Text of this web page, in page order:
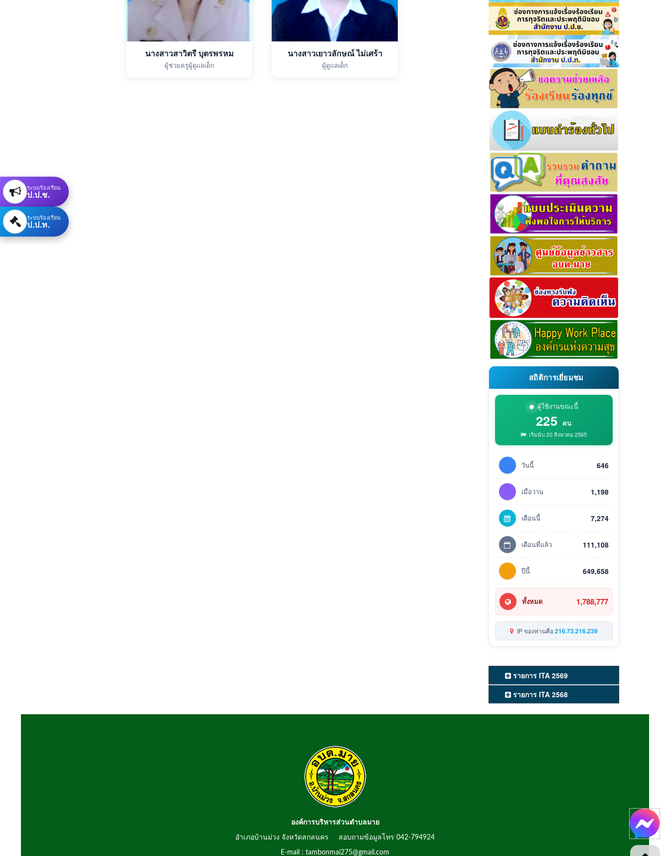
นางสาวสาวิตรี บุตรพรหม
ผู้ช่วยครูผู้ดูแลเด็ก
นางสาวเยาวลักษณ์ ไม่เศร้า
ผู้ดูแลเด็ก
สถิติการเยี่ยมชม
ผู้ใช้งานขณะนี้
225 คน
เริ่มนับ 20 สิงหาคม 2565
วันนี้ 646
เมื่อวาน 1,198
เดือนนี้ 7,274
เดือนที่แล้ว 111,108
ปีนี้ 649,658
ทั้งหมด 1,788,777
IP ของท่านคือ216.73.216.239
รายการ ITA 2569
รายการ ITA 2568
องค์การบริหารส่วนตำบลมาย
อำเภอบ้านม่วง จังหวัดสกลนคร สอบถามข้อมูลโทร 042-794924
E-mail : tambonmai275@gmail.com
ระบบร้องเรียน
ป.ป.ช.
ระบบร้องเรียน
ป.ป.ท.